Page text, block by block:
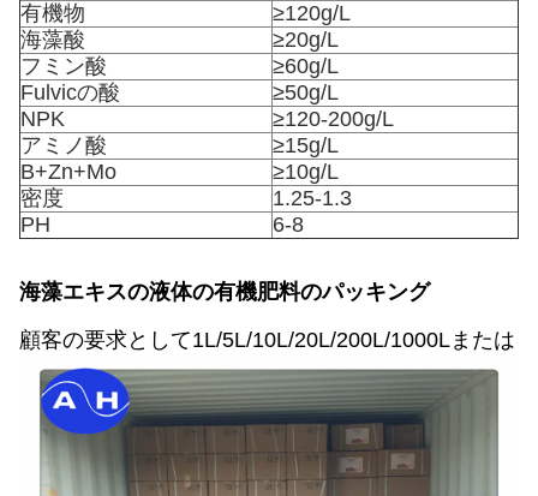
有機物
≥120g/L
海藻酸
≥20g/L
フミン酸
≥60g/L
Fulvicの酸
≥50g/L
NPK
≥120-200g/L
アミノ酸
≥15g/L
B+Zn+Mo
≥10g/L
密度
1.25-1.3
PH
6-8
海藻エキスの液体の有機肥料のパッキング
顧客の要求として1L/5L/10L/20L/200L/1000Lまたは